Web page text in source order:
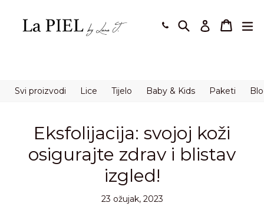
sadržaj.
PretražiPrijavi se
Svi proizvodi Lice Tijelo Baby & Kids Paketi
Eksfolijacija: svojoj koži
osigurajte zdrav i blistav
izgled!
23 ožujak, 2023